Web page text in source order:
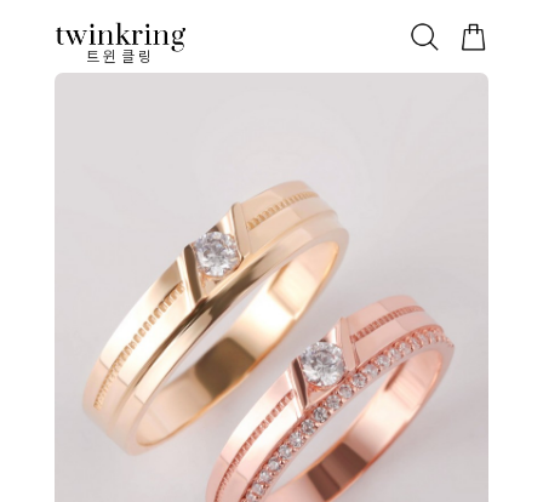
트윈클링
ALL 베스트 안쪽막음 웨딩/다이아 가드링/반지